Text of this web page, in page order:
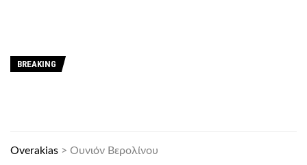
BREAKING
Overakias > Ουνιόν Βερολίνου